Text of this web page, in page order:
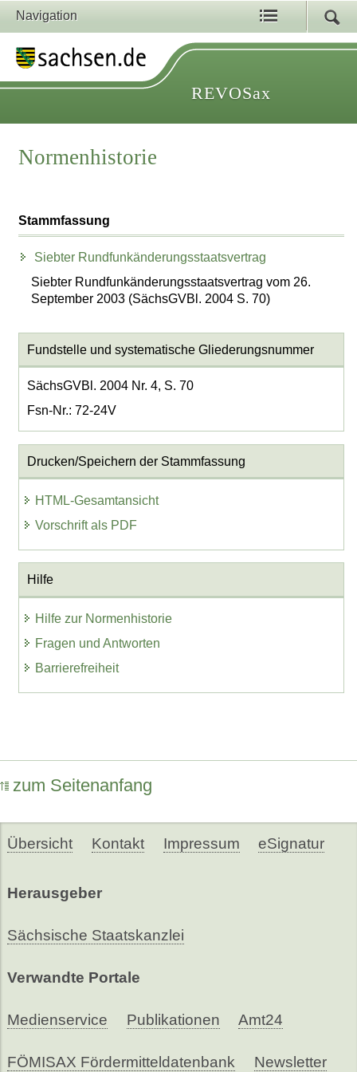
Navigation
REVOSax
Normenhistorie
Stammfassung
Siebter Rundfunkänderungsstaatsvertrag
Siebter Rundfunkänderungsstaatsvertrag vom 26.
September 2003 (SächsGVBl. 2004 S. 70)
Fundstelle und systematische Gliederungsnummer
SächsGVBl. 2004 Nr. 4, S. 70
Fsn-Nr.: 72-24V
Drucken/Speichern der Stammfassung
HTML-Gesamtansicht
Vorschrift als PDF
Hilfe
Hilfe zur Normenhistorie
Fragen und Antworten
Barrierefreiheit
zum Seitenanfang
Übersicht Kontakt Impressum eSignatur
Herausgeber
Sächsische Staatskanzlei
Verwandte Portale
Medienservice Publikationen Amt24
FÖMISAX Fördermitteldatenbank Newsletter